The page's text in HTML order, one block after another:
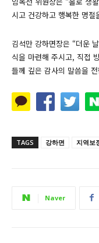
시고 건강하고 행복한 명절
김석만 강하면장은 “더운
식을 마련해 주시고, 직접
들께 깊은 감사의 말씀을
TAGS 강하면 지역보
Naver